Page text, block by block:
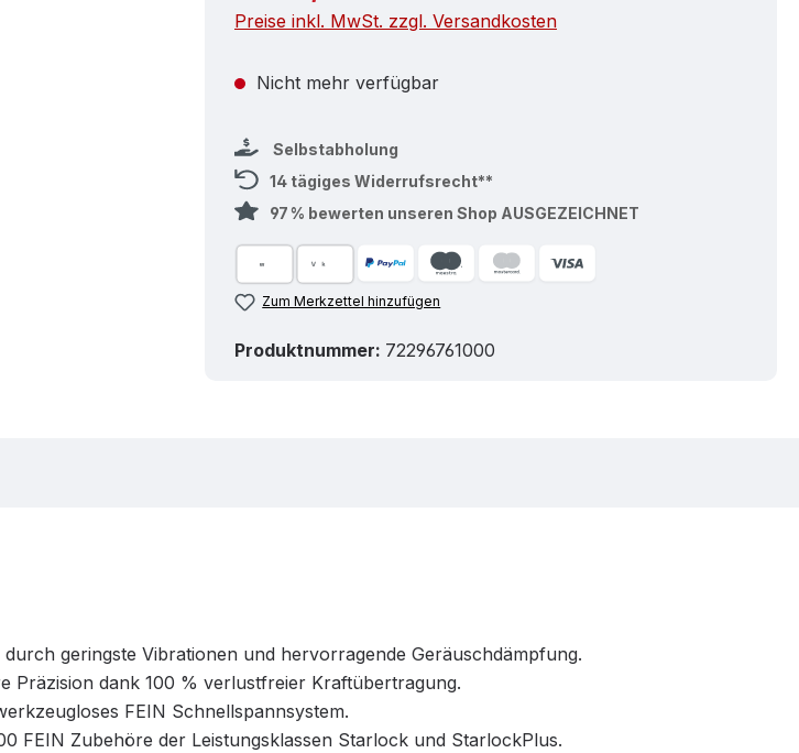
Preise inkl. MwSt. zzgl. Versandkosten
Nicht mehr verfügbar
Selbstabholung
14 tägiges Widerrufsrecht**
97 % bewerten unseren Shop AUSGEZEICHNET
Zum Merkzettel hinzufügen
Produktnummer: 72296761000
geringste Vibrationen und hervorragende Geräuschdämpfung.
dank 100 % verlustfreier Kraftübertragung.
FEIN Schnellspannsystem.
FEIN Zubehöre der Leistungsklassen Starlock und StarlockPlus.